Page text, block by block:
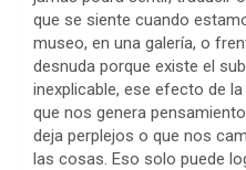
que se siente cuando
museo, en una galería, o
desnuda porque existe el
inexplicable, ese efecto de
que nos genera
deja perplejos o que nos
las cosas. Eso solo puede